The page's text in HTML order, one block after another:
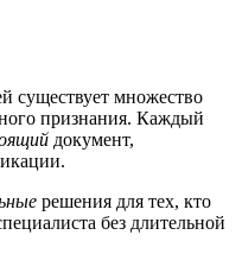
существует множество
признания. Каждый
документ,
решения для тех, кто
без длительной